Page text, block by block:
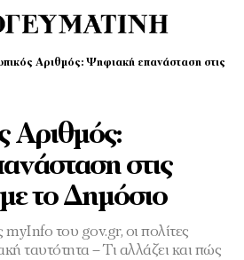
Αριθμός: Ψηφιακή επανάσταση στις
Αριθμός:
στις
το Δημόσιο
του gov.gr, οι πολίτες
ταυτότητα – Τι αλλάζει και πώς